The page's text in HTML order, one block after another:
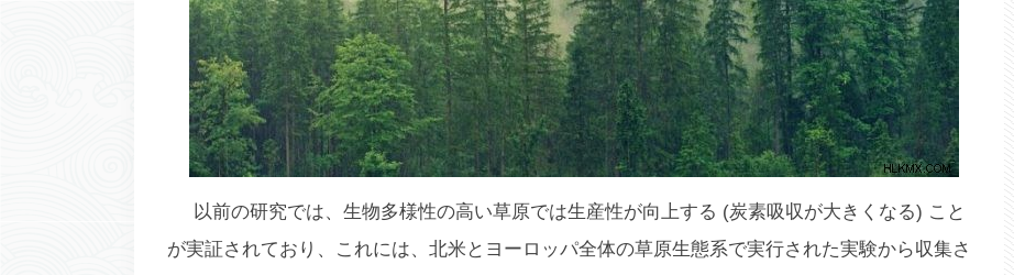
以前の研究では、生物多様性の高い草原では生産性が向上する (炭素吸収が大きくなる) こと
が実証されており、これには、北米とヨーロッパ全体の草原生態系で実行された実験から収集さ